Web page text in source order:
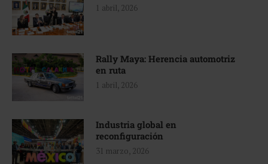
1 abril, 2026
Rally Maya: Herencia automotriz
en ruta
1 abril, 2026
Industria global en
reconfiguración
31 marzo, 2026